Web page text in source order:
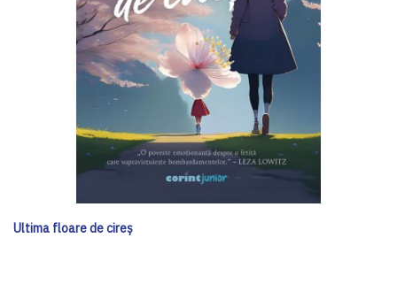
Ultima floare de cireș